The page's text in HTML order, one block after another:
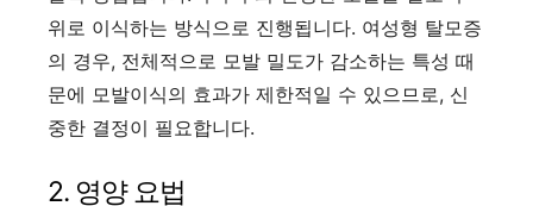
위로 이식하는 방식으로 진행됩니다. 여성형 탈모증
의 경우, 전체적으로 모발 밀도가 감소하는 특성 때
문에 모발이식의 효과가 제한적일 수 있으므로, 신
중한 결정이 필요합니다.
2. 영양 요법